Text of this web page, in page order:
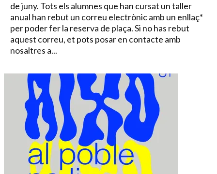
de juny. Tots els alumnes que han cursat un taller
anual han rebut un correu electrònic amb un enllaç*
per poder fer la reserva de plaça. Si no has rebut
aquest correu, et pots posar en contacte amb
nosaltres a...